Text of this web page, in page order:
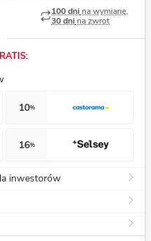
100 dni na wymianę,
30 dni na zwrot
10%
16%
inwestorów